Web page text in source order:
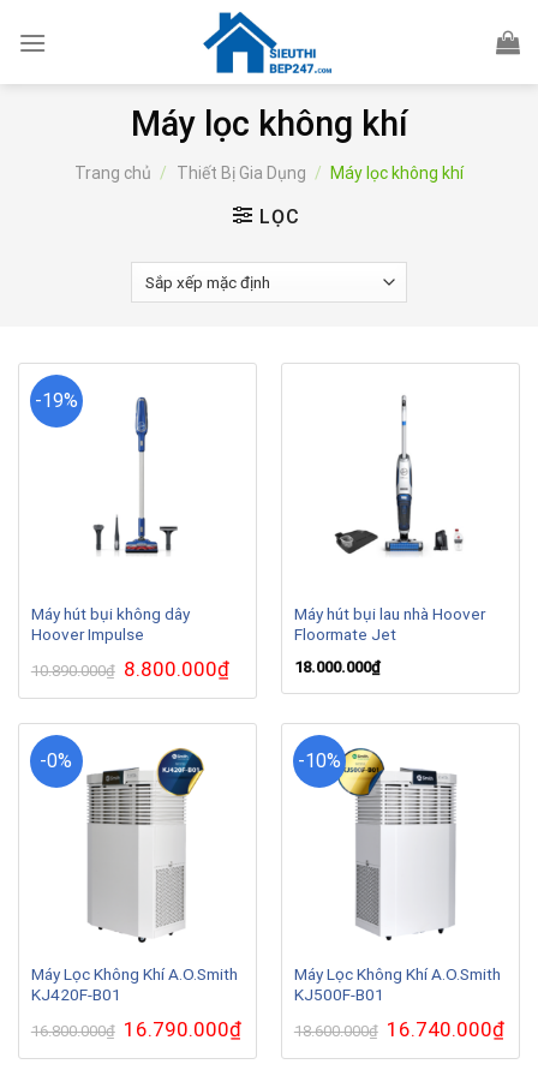
Máy lọc không khí
Trang chủ / Thiết Bị Gia Dụng / Máy lọc không khí
LỌC
-19%
Máy hút bụi không dây
Hoover Impulse
10.890.000₫ Giá
gốc
là:
8.800.000₫Giá
hiện
tại
8.800.000₫.
Máy hút bụi lau nhà Hoover
Floormate Jet
18.000.000₫
-0%
Máy Lọc Không Khí A.O.Smith
KJ420F-B01
16.800.000₫ Giá
gốc
là:
16.790.000₫Giá
hiện
tại
-10%
Máy Lọc Không Khí A.O.Smith
KJ500F-B01
18.600.000₫ Giá
gốc
là:
16.740.000₫Giá
hiện
tại